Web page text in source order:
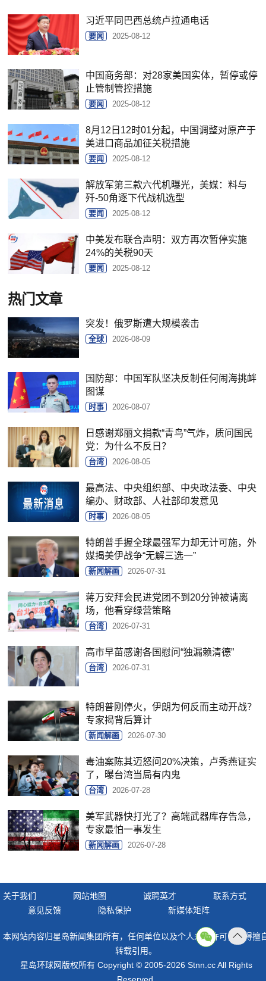
习近平同巴西总统卢拉通电话
要闻 2025-08-12
中国商务部：对28家美国实体，暂停或停
止管制管控措施
要闻 2025-08-12
8月12日12时01分起，中国调整对原产于
美进口商品加征关税措施
要闻 2025-08-12
解放军第三款六代机曝光，美媒：料与
歼-50角逐下代战机选型
要闻 2025-08-12
中美发布联合声明：双方再次暂停实施
24%的关税90天
要闻 2025-08-12
热门文章
突发！俄罗斯遭大规模袭击
全球 2026-08-09
国防部：中国军队坚决反制任何闹海挑衅
图谋
时事 2026-08-07
日感谢郑丽文捐款“青鸟”气炸，质问国民
党：为什么不反日？
台湾 2026-08-05
最高法、中央组织部、中央政法委、中央
编办、财政部、人社部印发意见
时事 2026-08-05
特朗普手握全球最强军力却无计可施，外
媒揭美伊战争“无解三选一”
新闻解画 2026-07-31
蒋万安拜会民进党团不到20分钟被请离
场，他看穿绿营策略
台湾 2026-07-31
高市早苗感谢各国慰问“独漏赖清德”
台湾 2026-07-31
特朗普刚停火，伊朗为何反而主动开战？
专家揭背后算计
新闻解画 2026-07-30
毒油案陈其迈怒问20%决策，卢秀燕证实
了，曝台湾当局有内鬼
台湾 2026-07-28
美军武器快打光了？高端武器库存告急，
专家最怕一事发生
新闻解画 2026-07-28
关于我们 网站地图 诚聘英才
联系方式
意见反馈
隐私保护 新媒体矩阵
本网站内容归星岛新闻集团所有，任何单位以及个人未经许可，不得擅
转载引用。
星岛环球网版权所有 Copyright © 2005-2026 Stnn.cc All Rights
顶部